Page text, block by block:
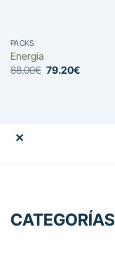
PACKS
Energía
88.00€ El
79.20€El
✕
CATEGORÍAS